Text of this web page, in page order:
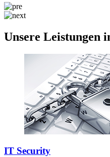
Unsere Leistungen
IT Security